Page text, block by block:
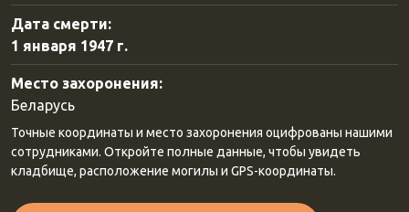
Дата смерти:
1 января 1947 г.
Место захоронения:
Беларусь
Точные координаты и место захоронения оцифрованы нашими
сотрудниками. Откройте полные данные, чтобы увидеть
кладбище, расположение могилы и GPS-координаты.